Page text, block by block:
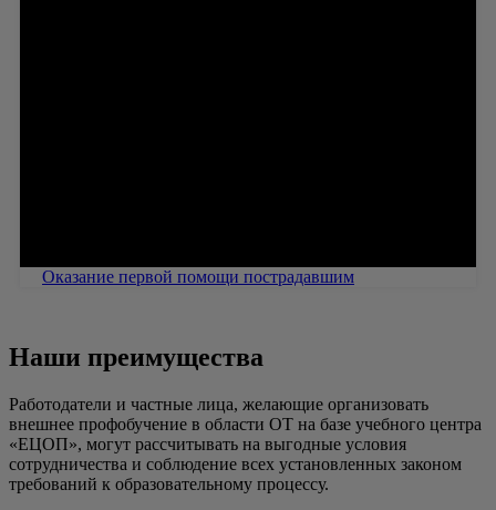
Оказание первой помощи пострадавшим
Наши преимущества
Работодатели и частные лица, желающие организовать
внешнее профобучение в области ОТ на базе учебного центра
«ЕЦОП», могут рассчитывать на выгодные условия
сотрудничества и соблюдение всех установленных законом
требований к образовательному процессу.